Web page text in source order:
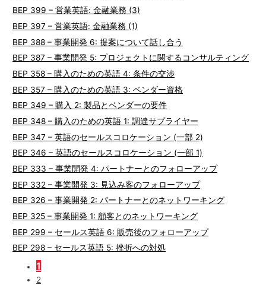
BEP 399 – 営業英語: 金融業務 (3)
BEP 397 – 営業英語: 金融業務 (1)
BEP 388 – 事業開発 6: 提案について話し合う
BEP 387 – 事業開発 5: プロジェクトに関するコンサルティング
BEP 358 – 購入のための英語 4: 条件の交渉
BEP 357 – 購入のための英語 3: ベンダー資格
BEP 349 – 購入 2: 製品とベンダーの要件
BEP 348 – 購入のための英語 1: 調達サプライヤー
BEP 347 – 英語のセールスコロケーション (一部 2)
BEP 346 – 英語のセールスコロケーション (一部 1)
BEP 333 – 事業開発 4: パートナーとのフォローアップ
BEP 332 – 事業開発 3: 見込み客のフォローアップ
BEP 326 – 事業開発 2: パートナーとのネットワーキング
BEP 325 – 事業開発 1: 顧客とのネットワーキング
BEP 299 – セールス英語 6: 販売後のフォローアップ
BEP 298 – セールス英語 5: 挫折への対処
1
2